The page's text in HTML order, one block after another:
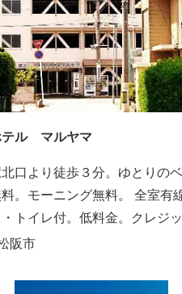
テル マルヤマ
口より徒歩３分。ゆとりの
。モーニング無料。 全室有
トイレ付。低料金。クレジッ
可。
阪市